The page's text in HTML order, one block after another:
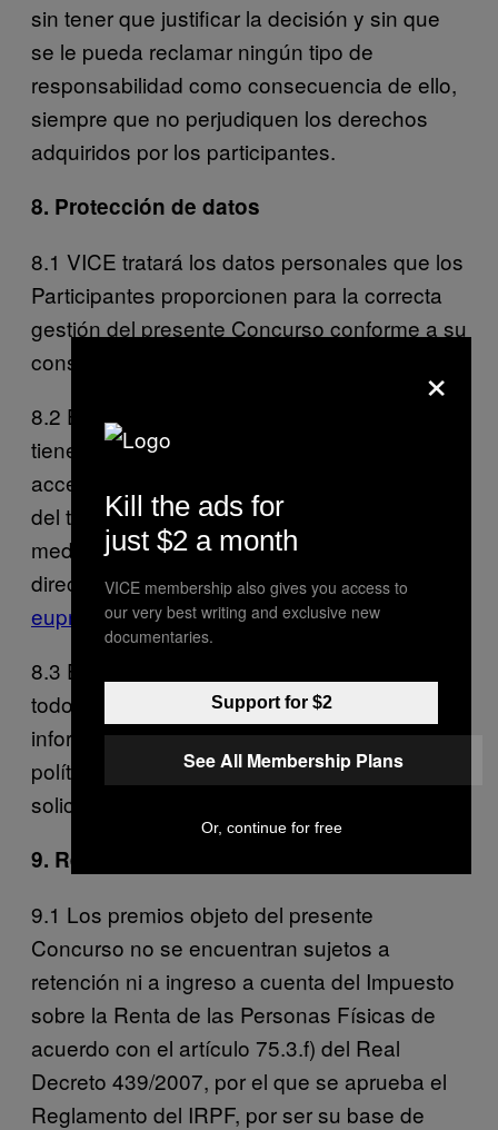
sin tener que justificar la decisión y sin que
se le pueda reclamar ningún tipo de
responsabilidad como consecuencia de ello,
siempre que no perjudiquen los derechos
adquiridos por los participantes.
8. Protección de datos
8.1 VICE tratará los datos personales que los
Participantes proporcionen para la correcta
gestión del presente Concurso conforme a su
consentimiento.
8.2 En cualquier momento, los participantes
tienen derecho a ejercer sus derechos de
acceso, rectificación y supresión, limitación
del tratamiento, portabilidad, oposición,
mediante petición escrita a la siguiente
dirección de correo electrónico:
euprivacy@vice.com
8.3 En todo caso, para más información,
todos los Participantes podrán consultar la
información adicional y detallada sobre la
política de protección de datos de VICE
solicitándola a su superior jerárquico.
9. Régimen Fiscal
9.1 Los premios objeto del presente
Concurso no se encuentran sujetos a
retención ni a ingreso a cuenta del Impuesto
sobre la Renta de las Personas Físicas de
acuerdo con el artículo 75.3.f) del Real
Decreto 439/2007, por el que se aprueba el
Reglamento del IRPF, por ser su base de
×
Kill the ads for
just $2 a month
VICE membership also gives you access to
our very best writing and exclusive new
documentaries.
Support for $2
See All Membership Plans
Or, continue for free